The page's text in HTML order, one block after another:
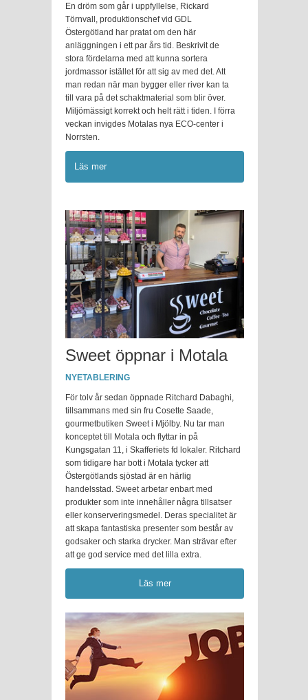
En dröm som går i uppfyllelse, Rickard
Törnvall, produktionschef vid GDL
Östergötland har pratat om den här
anläggningen i ett par års tid. Beskrivit de
stora fördelarna med att kunna sortera
jordmassor istället för att sig av med det. Att
man redan när man bygger eller river kan ta
till vara på det schaktmaterial som blir över.
Miljömässigt korrekt och helt rätt i tiden. I förra
veckan invigdes Motalas nya ECO-center i
Norrsten.
Läs mer
Sweet öppnar i Motala
NYETABLERING
För tolv år sedan öppnade Ritchard Dabaghi,
tillsammans med sin fru Cosette Saade,
gourmetbutiken Sweet i Mjölby. Nu tar man
konceptet till Motala och flyttar in på
Kungsgatan 11, i Skafferiets fd lokaler. Ritchard
som tidigare har bott i Motala tycker att
Östergötlands sjöstad är en härlig
handelsstad. Sweet arbetar enbart med
produkter som inte innehåller några tillsatser
eller konserveringsmedel. Deras specialitet är
att skapa fantastiska presenter som består av
godsaker och starka drycker. Man strävar efter
att ge god service med det lilla extra.
Läs mer